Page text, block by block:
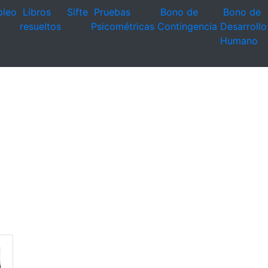
Libros
resueltos
Sifte Pruebas
Psicométricas
Bono de
Contingencia
Bono de
Desarrollo
Humano